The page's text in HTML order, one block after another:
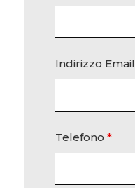
Indirizzo Email
Telefono *